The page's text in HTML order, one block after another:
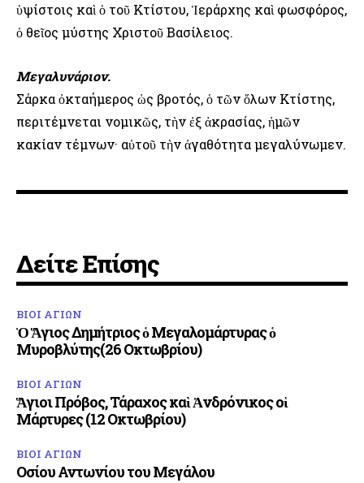
ὑψίστοις καὶ ὁ τοῦ Κτίστου, Ἱεράρχης καὶ φωσφόρος,
ὁ θεῖος μύστης Χριστοῦ Βασίλειος.
Μεγαλυνάριον.
Σάρκα ὀκταήμερος ὡς βροτός, ὁ τῶν ὅλων Κτίστης,
περιτέμνεται νομικῶς, τὴν ἐξ ἀκρασίας, ἡμῶν
κακίαν τέμνων· αὐτοῦ τὴν ἀγαθότητα μεγαλύνωμεν.
Δείτε Επίσης
ΒΙΟΙ ΑΓΙΩΝ
Ὁ Ἅγιος Δημήτριος ὁ Μεγαλομάρτυρας ὁ
Μυροβλύτης(26 Οκτωβρίου)
ΒΙΟΙ ΑΓΙΩΝ
Ἅγιοι Πρόβος, Τάραχος καὶ Ἀνδρόνικος οἱ
Μάρτυρες (12 Οκτωβρίου)
ΒΙΟΙ ΑΓΙΩΝ
Οσίου Αντωνίου του Μεγάλου